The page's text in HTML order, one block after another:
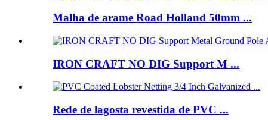
Malha de arame Road Holland 50mm ...
IRON CRAFT NO DIG Support M ...
Rede de lagosta revestida de PVC ...